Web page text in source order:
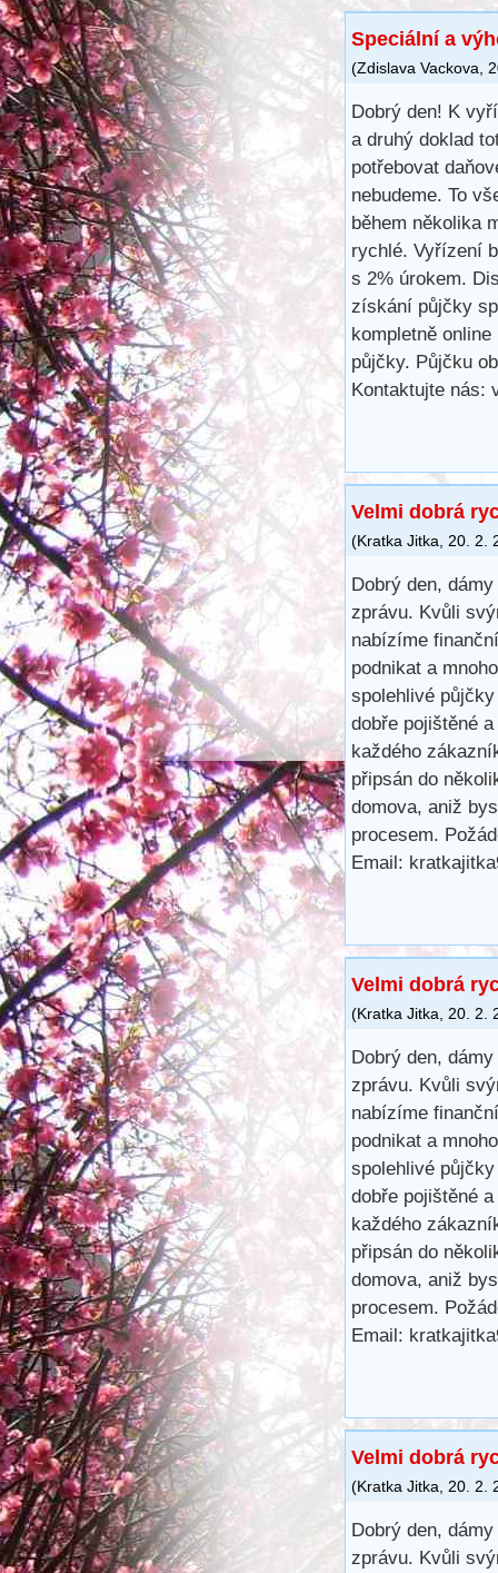
Speciální a
(Zdislava Vackova
Dobrý den! K
a druhý doklad
potřebovat
nebudeme. To
během několika
rychlé. Vyřízení
s 2% úrokem.
získání půjčky
kompletně
půjčky. Půjčku
Kontaktujte nás:
Velmi dobrá
(Kratka Jitka 20. 2.
Dobrý den,
zprávu. Kvůli
nabízíme
podnikat a
spolehlivé
dobře pojištěné
každého
připsán do
domova, aniž
procesem.
Email:
Velmi dobrá
(Kratka Jitka 20. 2.
Dobrý den,
zprávu. Kvůli
nabízíme
podnikat a
spolehlivé
dobře pojištěné
každého
připsán do
domova, aniž
procesem.
Email:
Velmi dobrá
(Kratka Jitka 20. 2.
Dobrý den,
zprávu. Kvůli